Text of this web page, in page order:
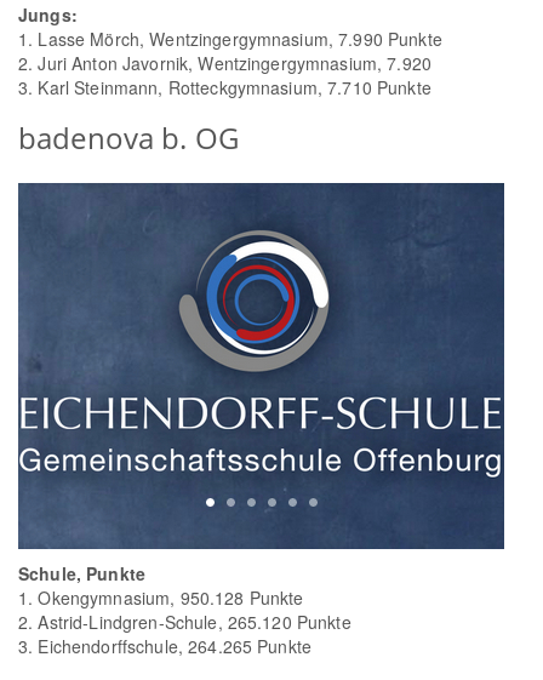
Jungs:
1. Lasse Mörch, Wentzingergymnasium, 7.990 Punkte
2. Juri Anton Javornik, Wentzingergymnasium, 7.920
3. Karl Steinmann, Rotteckgymnasium, 7.710 Punkte
badenova b. OG
Schule, Punkte
1. Okengymnasium, 950.128 Punkte
2. Astrid-Lindgren-Schule, 265.120 Punkte
3. Eichendorffschule, 264.265 Punkte